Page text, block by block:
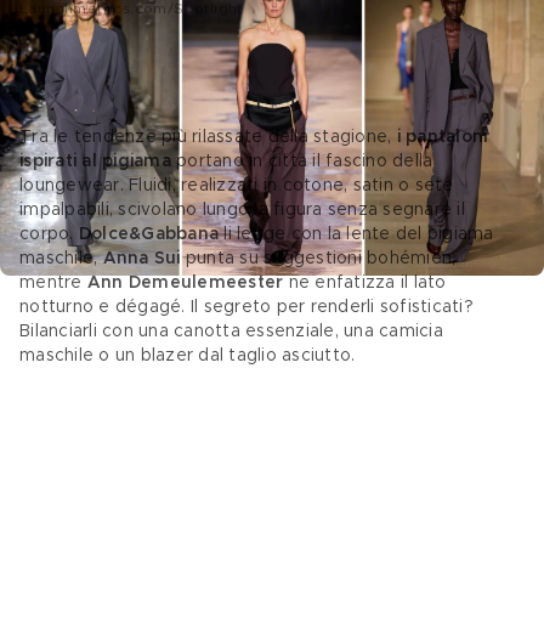
Launchmetrics.com/Spotlight
2 Pantaloni larghi in stile pajama
Tra le tendenze più rilassate della stagione, i pantaloni
ispirati al pigiama portano in città il fascino della
loungewear. Fluidi, realizzati in cotone, satin o sete
impalpabili, scivolano lungo la figura senza segnare il
corpo.
Dolce&Gabbana li legge con la lente del pigiama
maschile, Anna Sui punta su suggestioni bohémien,
mentre Ann Demeulemeester ne enfatizza il lato
notturno e dégagé. Il segreto per renderli sofisticati?
Bilanciarli con una canotta essenziale, una camicia
maschile o un blazer dal taglio asciutto.